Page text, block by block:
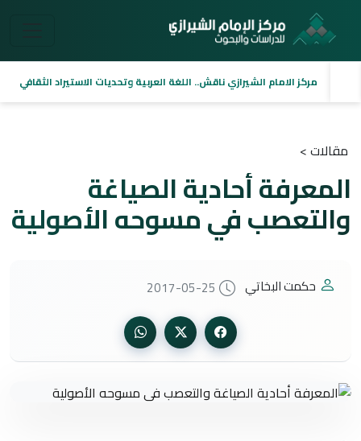
مركز الامام الشيرازي ناقش.. اللغة العربية وتحديات الاستيراد الثقافي
مقالات >
المعرفة أحادية الصياغة
والتعصب في مسوحه الأصولية
حكمت البخاتي 2017-05-25